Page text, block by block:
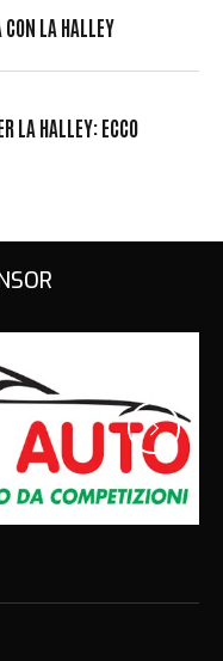
LA HALLEY
LA HALLEY: ECCO